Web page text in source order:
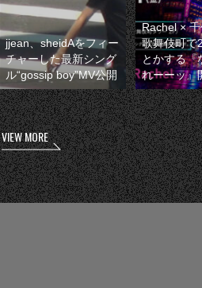
jjean、sheidAをフィー
チャーした最新シング
ル“gossip boy”MV公開
Rachel ×
歌舞伎町で
とかする『
れーーッ』
VIEW MORE